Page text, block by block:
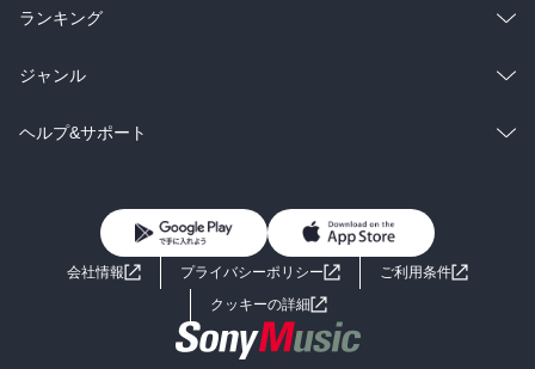
雑誌・グラビア
BL・TL
ラノベ
雑誌・グラビア
BL・TL
総合
ラノベ
雑誌・グラビア
ランキング
総合
ラノベ
ジャンル
コミック
ライトノベル 男子向けラノベ
小説
海外小説
ヘルプ&サポート
よくあるご質問 お問い合わせ
会社情報 プライバシーポリシー
ご利用条件
クッキーの詳細